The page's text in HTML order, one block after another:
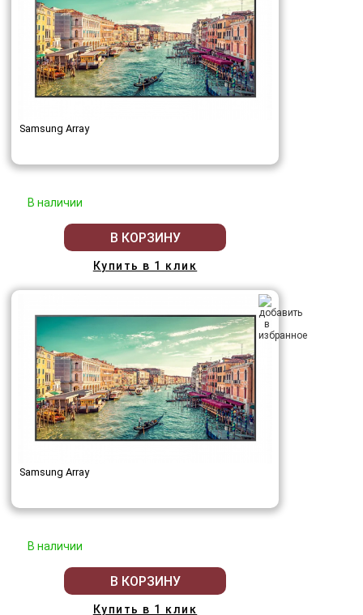
Samsung Array
В наличии
В КОРЗИНУ
Купить в 1 клик
Samsung Array
В наличии
В КОРЗИНУ
Купить в 1 клик